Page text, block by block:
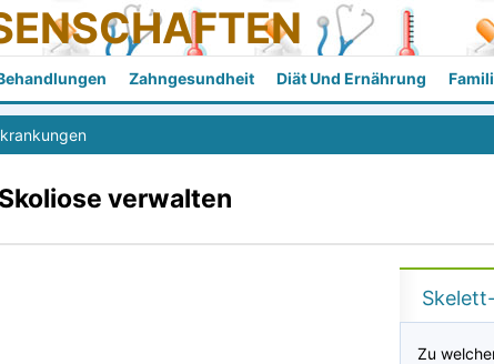
Zahngesundheit Diät Und Ernährung
verwalten